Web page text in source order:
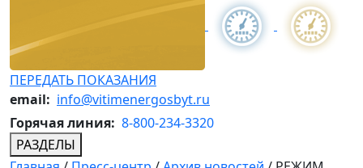
ПЕРЕДАТЬ ПОКАЗАНИЯ
email: info@vitimenergosbyt.ru
Горячая линия: 8-800-234-3320
РАЗДЕЛЫ